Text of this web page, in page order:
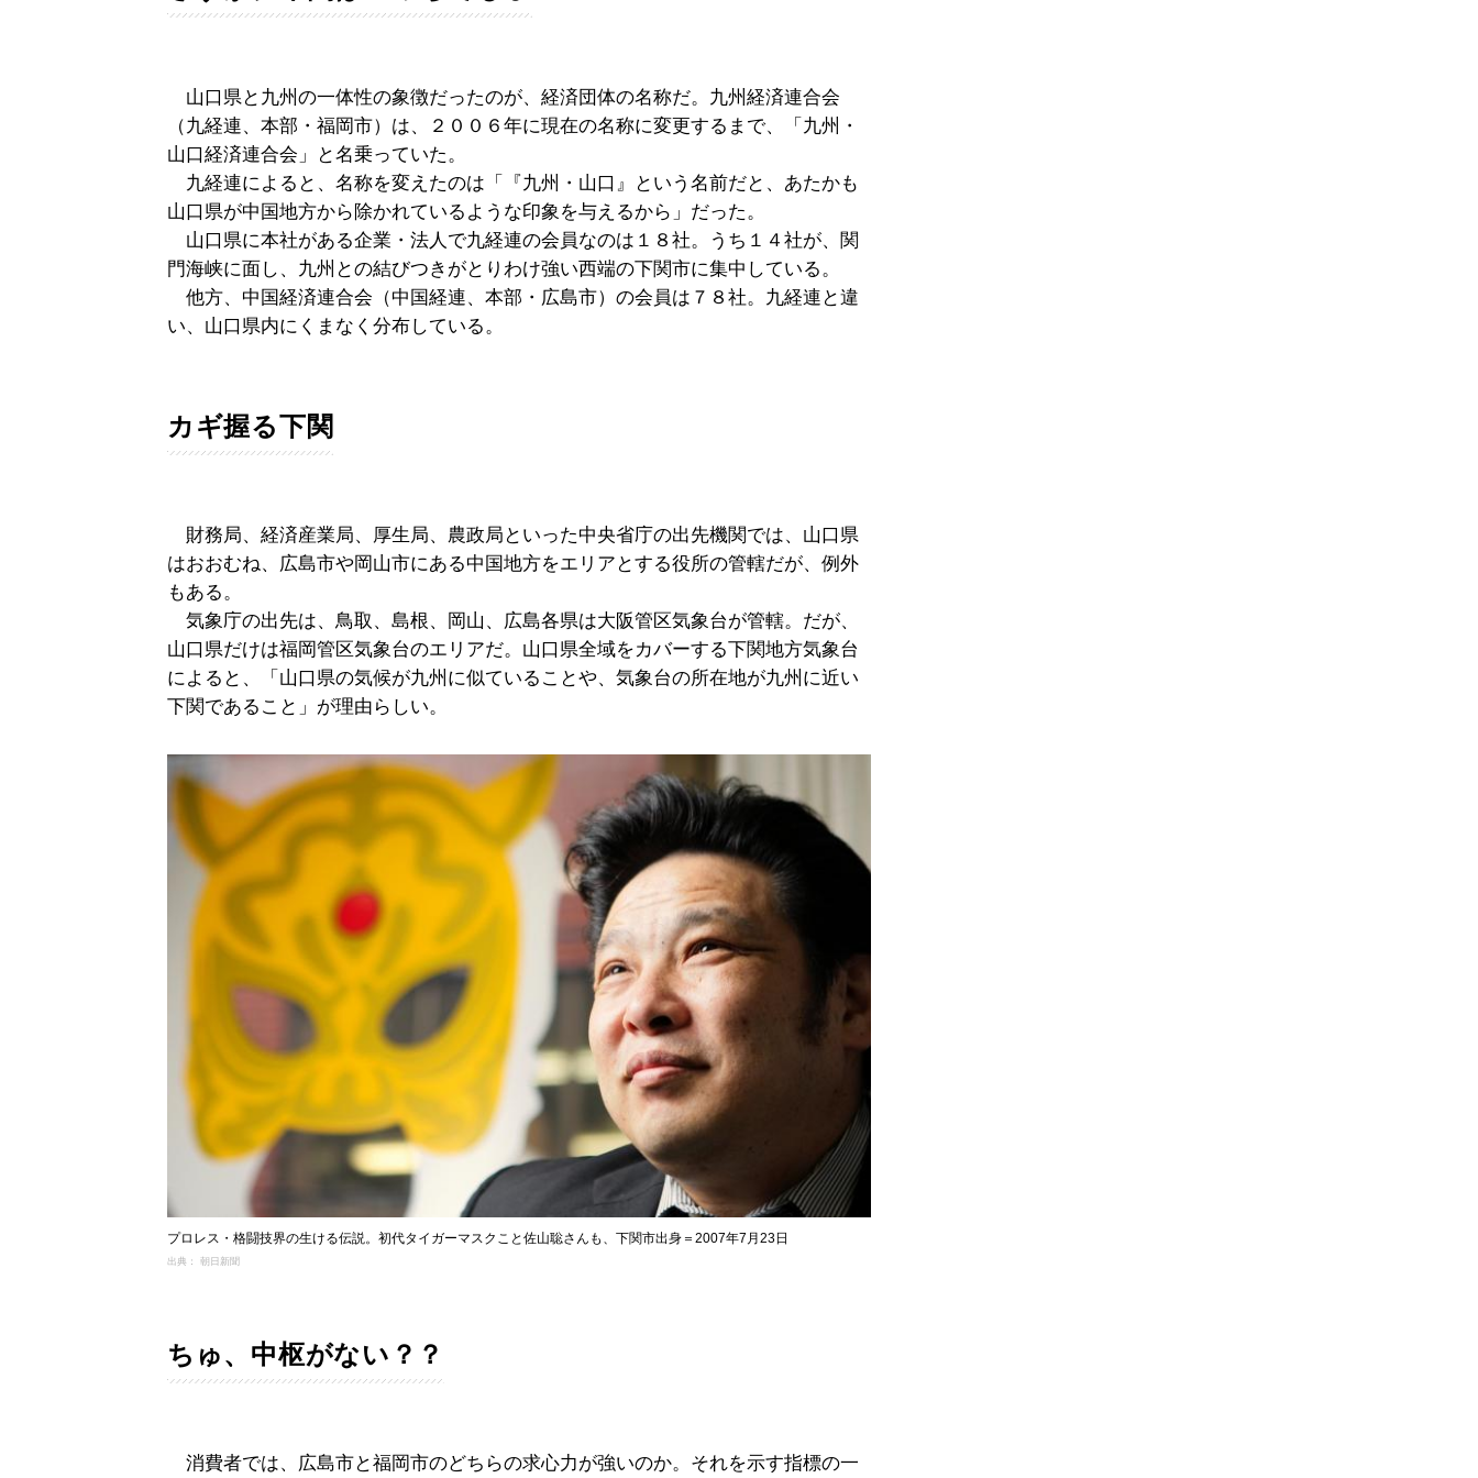
山口県と九州の一体性の象徴だったのが、経済団体の名称だ。九州経済連合会
（九経連、本部・福岡市）は、２００６年に現在の名称に変更するまで、「九州・
山口経済連合会」と名乗っていた。
九経連によると、名称を変えたのは「『九州・山口』という名前だと、あたかも
山口県が中国地方から除かれているような印象を与えるから」だった。
山口県に本社がある企業・法人で九経連の会員なのは１８社。うち１４社が、関
門海峡に面し、九州との結びつきがとりわけ強い西端の下関市に集中している。
他方、中国経済連合会（中国経連、本部・広島市）の会員は７８社。九経連と違
い、山口県内にくまなく分布している。
カギ握る下関
財務局、経済産業局、厚生局、農政局といった中央省庁の出先機関では、山口県
はおおむね、広島市や岡山市にある中国地方をエリアとする役所の管轄だが、例外
もある。
気象庁の出先は、鳥取、島根、岡山、広島各県は大阪管区気象台が管轄。だが、
山口県だけは福岡管区気象台のエリアだ。山口県全域をカバーする下関地方気象台
によると、「山口県の気候が九州に似ていることや、気象台の所在地が九州に近い
下関であること」が理由らしい。
プロレス・格闘技界の生ける伝説。初代タイガーマスクこと佐山聡さんも、下関市出身＝2007年7月23日
出典： 朝日新聞
ちゅ、中枢がない？？
消費者では、広島市と福岡市のどちらの求心力が強いのか。それを示す指標の一